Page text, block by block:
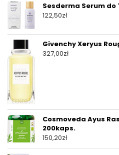
Sesderma Serum do
122,50zł
Givenchy Xeryus
327,00zł
Cosmoveda Ayus
200kaps.
150,20zł